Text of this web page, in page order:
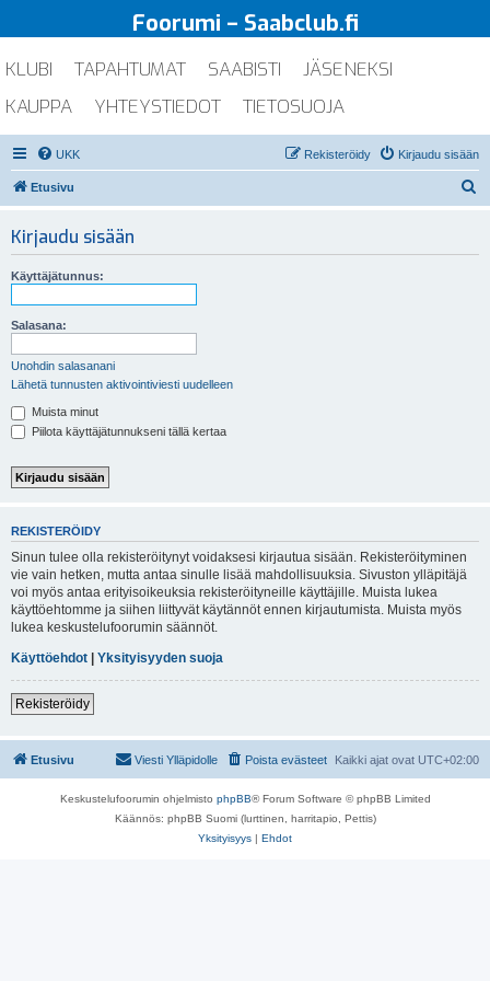
Foorumi – Saabclub.fi
KLUBI TAPAHTUMAT SAABISTI
JÄSENEKSI
KAUPPA
YHTEYSTIEDOT TIETOSUOJA
UKK Kirjaudu sisään
Rekisteröidy
Etusivu
Kirjaudu sisään
Käyttäjätunnus:
Salasana:
Unohdin salasanani
Lähetä tunnusten aktivointiviesti uudelleen
Muista minut
Piilota käyttäjätunnukseni tällä kertaa
REKISTERÖIDY
Sinun tulee olla rekisteröitynyt voidaksesi kirjautua sisään. Rekisteröityminen
vie vain hetken, mutta antaa sinulle lisää mahdollisuuksia. Sivuston ylläpitäjä
voi myös antaa erityisoikeuksia rekisteröityneille käyttäjille. Muista lukea
käyttöehtomme ja siihen liittyvät käytännöt ennen kirjautumista. Muista myös
lukea keskustelufoorumin säännöt.
Käyttöehdot | Yksityisyyden suoja
Rekisteröidy
Etusivu Kaikki ajat ovat UTC+02:00
Poista evästeet
Viesti Ylläpidolle
Keskustelufoorumin ohjelmisto phpBB® Forum Software © phpBB Limited
Käännös: phpBB Suomi (lurttinen, harritapio, Pettis)
Yksityisyys | Ehdot